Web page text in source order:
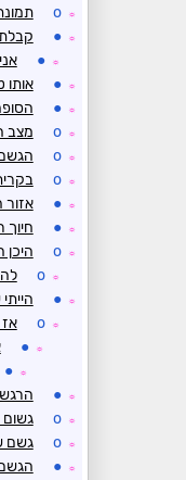
☼
o
☼
●
☼
●
☼
● אותו
☼
●
☼
o מצב
☼
o
☼
o
☼
●
☼
● חיוך
☼
o
☼
o
☼
●
☼
o
☼
●
☼
●
☼
●
☼
o גשום
☼
o גשם
☼
●